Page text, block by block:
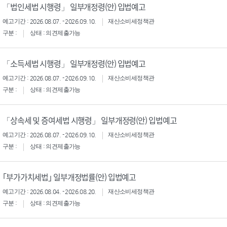
「법인세법 시행령」 일부개정령(안) 입법예고
예고기간 : 2026.08.07. - 2026.09.10.
재산소비세정책관
구분 :
상태 : 의견제출가능
「소득세법 시행령」 일부개정령(안) 입법예고
예고기간 : 2026.08.07. - 2026.09.10.
재산소비세정책관
구분 :
상태 : 의견제출가능
「상속세 및 증여세법 시행령」 일부개정령(안) 입법예고
예고기간 : 2026.08.07. - 2026.09.10.
재산소비세정책관
구분 :
상태 : 의견제출가능
｢부가가치세법｣ 일부개정법률(안) 입법예고
예고기간 : 2026.08.04. - 2026.08.20.
재산소비세정책관
구분 :
상태 : 의견제출가능